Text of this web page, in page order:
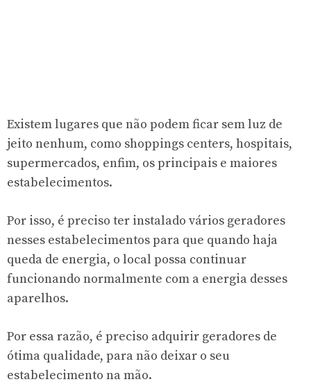
Existem lugares que não podem ficar sem luz de
jeito nenhum, como shoppings centers, hospitais,
supermercados, enfim, os principais e maiores
estabelecimentos.
Por isso, é preciso ter instalado vários geradores
nesses estabelecimentos para que quando haja
queda de energia, o local possa continuar
funcionando normalmente com a energia desses
aparelhos.
Por essa razão, é preciso adquirir geradores de
ótima qualidade, para não deixar o seu
estabelecimento na mão.